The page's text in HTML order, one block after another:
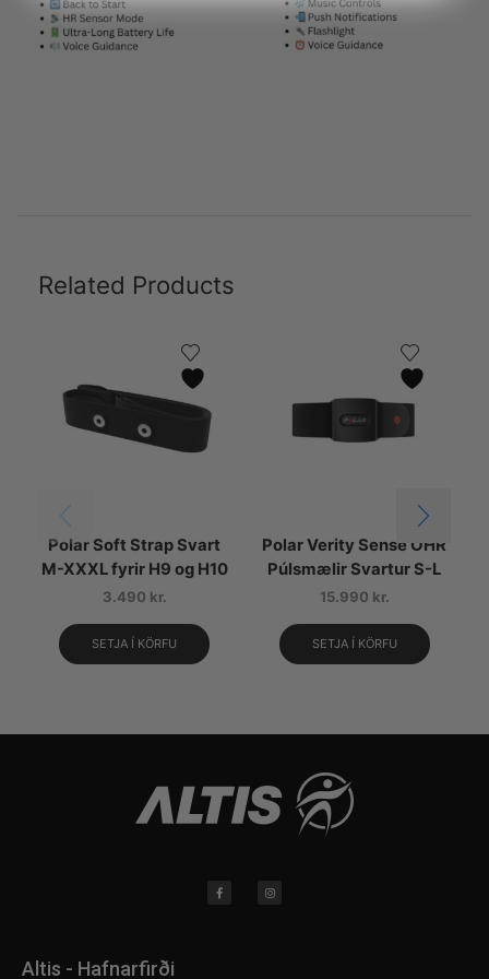
Related Products
Polar Soft Strap Svart
M-XXXL fyrir H9 og H10
3.490 kr.
SETJA Í KÖRFU
Polar Verity Sense OHR
Púlsmælir Svartur S-L
15.990 kr.
SETJA Í KÖRFU
Altis - Hafnarfirði